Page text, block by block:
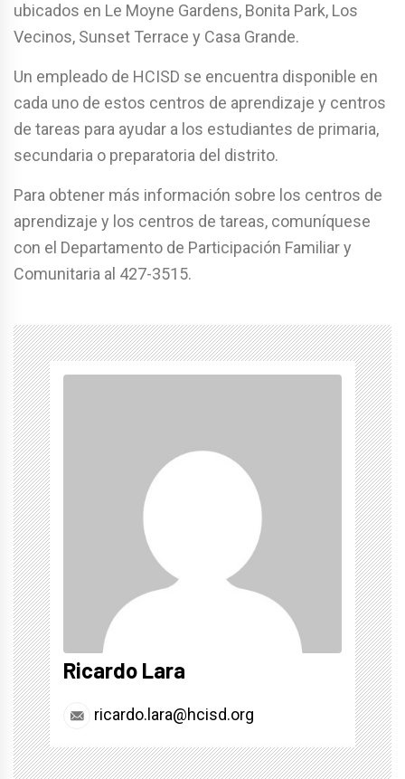
ubicados en Le Moyne Gardens, Bonita Park, Los
Vecinos, Sunset Terrace y Casa Grande.
Un empleado de HCISD se encuentra disponible en
cada uno de estos centros de aprendizaje y centros
de tareas para ayudar a los estudiantes de primaria,
secundaria o preparatoria del distrito.
Para obtener más información sobre los centros de
aprendizaje y los centros de tareas, comuníquese
con el Departamento de Participación Familiar y
Comunitaria al 427-3515.
Ricardo Lara
ricardo.lara@hcisd.org